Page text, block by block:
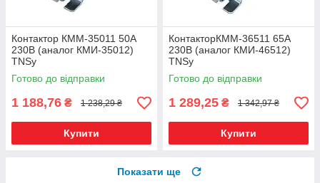
Контактор КММ-35011 50А
230В (аналог КМИ-35012)
TNSy
Готово до відправки
1 188,76 ₴ 1 238,29 ₴
Купити
КонтакторКММ-36511 65А
230В (аналог КМИ-46512)
TNSy
Готово до відправки
1 289,25 ₴ 1 342,97 ₴
Купити
Показати ще